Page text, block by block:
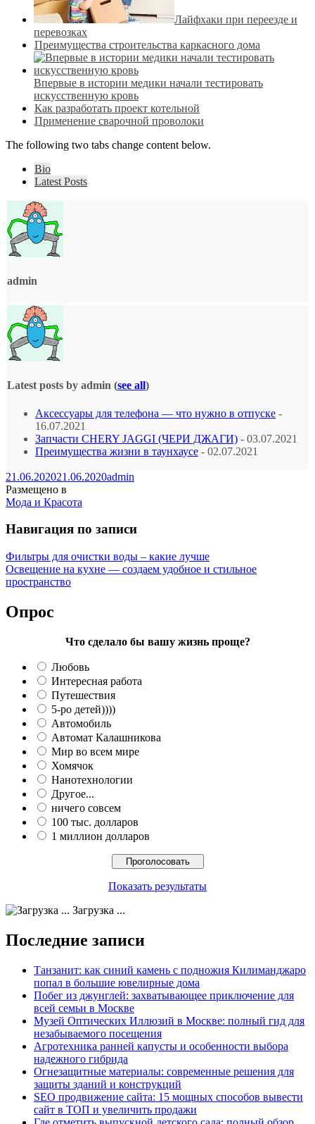
Лайфхаки при переезде и
перевозках
Преимущества строительства каркасного дома
Впервые в истории медики начали тестировать
искусственную кровь
Как разработать проект котельной
Применение сварочной проволоки
The following two tabs change content below.
Bio
Latest Posts
admin
Latest posts by admin (see all)
Аксессуары для телефона — что нужно в отпуске -
16.07.2021
Запчасти CHERY JAGGI (ЧЕРИ ДЖАГИ) - 03.07.2021
Преимущества жизни в таунхаусе - 02.07.2021
21.06.202021.06.2020admin
Размещено в
Мода и Красота
Навигация по записи
Фильтры для очистки воды – какие лучше
Освещение на кухне — создаем удобное и стильное
пространство
Опрос
Что сделало бы вашу жизнь проще?
Любовь
Интересная работа
Путешествия
5-ро детей))))
Автомобиль
Автомат Калашникова
Мир во всем мире
Хомячок
Нанотехнологии
Другое...
ничего совсем
100 тыс. долларов
1 миллион долларов
Показать результаты
Загрузка ...
Последние записи
Танзанит: как синий камень с подножия Килиманджаро
попал в большие ювелирные дома
Побег из джунглей: захватывающее приключение для
всей семьи в Москве
Музей Оптических Иллюзий в Москве: полный гид для
незабываемого посещения
Агротехника ранней капусты и особенности выбора
надежного гибрида
Огнезащитные материалы: современные решения для
защиты зданий и конструкций
SEO продвижение сайта: 15 мощных способов вывести
сайт в ТОП и увеличить продажи